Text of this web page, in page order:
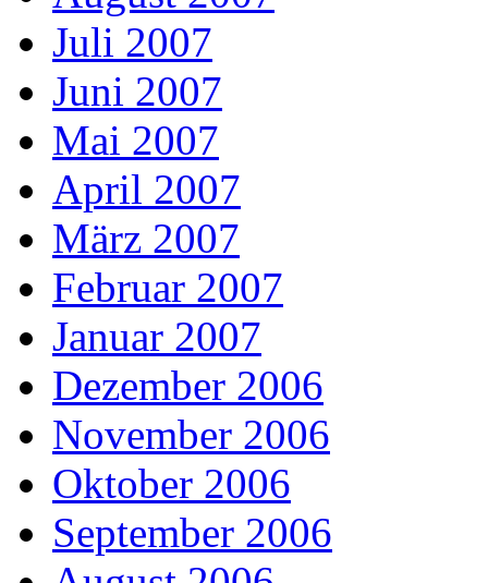
Juli 2007
Juni 2007
Mai 2007
April 2007
März 2007
Februar 2007
Januar 2007
Dezember 2006
November 2006
Oktober 2006
September 2006